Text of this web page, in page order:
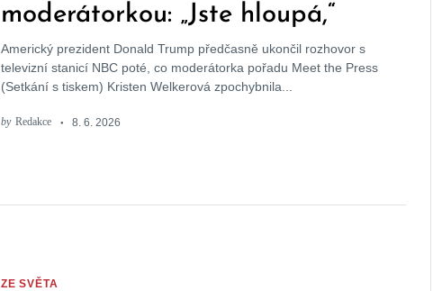
moderátorkou: „Jste hloupá,“
prohlásil a odešel ze studia
Americký prezident Donald Trump předčasně ukončil rozhovor s
televizní stanicí NBC poté, co moderátorka pořadu Meet the Press
(Setkání s tiskem) Kristen Welkerová zpochybnila...
by Redakce 8. 6. 2026
ZE SVĚTA